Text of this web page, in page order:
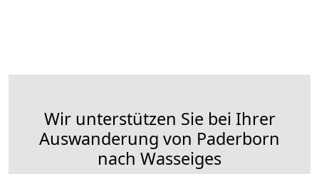
Wir unterstützen Sie bei Ihrer
Auswanderung von Paderborn
nach Wasseiges